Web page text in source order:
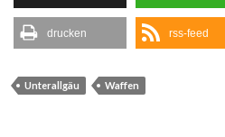
drucken rss-feed
Unterallgäu Waffen